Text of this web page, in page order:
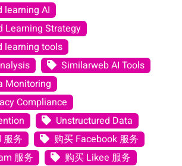
learning AI
Learning Strategy
learning tools
Similarweb AI Tools
Monitoring
Compliance
Unstructured Data
服务
购买 Facebook 服务
服务
购买 Likee 服务